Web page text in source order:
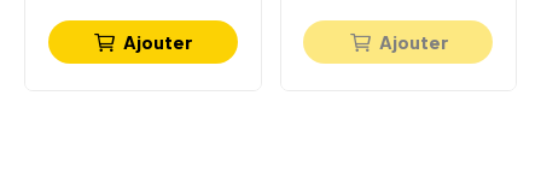
Ajouter Ajouter